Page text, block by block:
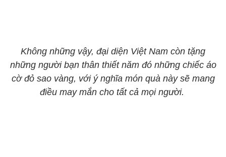
Không những vậy, đại diện Việt Nam còn tặng
những người bạn thân thiết năm đó những chiếc áo
cờ đỏ sao vàng, với ý nghĩa món quà này sẽ mang
điều may mắn cho tất cả mọi người.